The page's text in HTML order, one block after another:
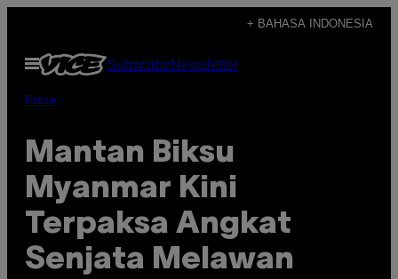
content
+ BAHASA INDONESIA
Open
Menu
SubscribeNewsletter
Pulse
Mantan Biksu
Myanmar Kini
Terpaksa Angkat
Senjata Melawan